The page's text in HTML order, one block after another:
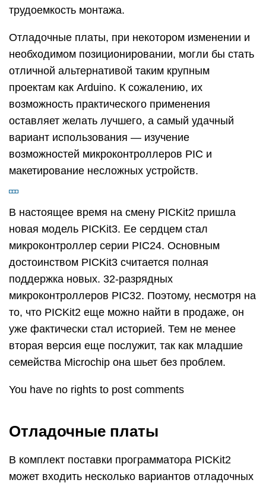
трудоемкость монтажа.
Отладочные платы, при некотором изменении и
необходимом позиционировании, могли бы стать
отличной альтернативой таким крупным
проектам как Arduino. К сожалению, их
возможность практического применения
оставляет желать лучшего, а самый удачный
вариант использования — изучение
возможностей микроконтроллеров PIC и
макетирование несложных устройств.
В настоящее время на смену PICKit2 пришла
новая модель PICKit3. Ее сердцем стал
микроконтроллер серии PIC24. Основным
достоинством PICKit3 считается полная
поддержка новых. 32-разрядных
микроконтроллеров PIC32. Поэтому, несмотря на
то, что PICKit2 еще можно найти в продаже, он
уже фактически стал историей. Тем не менее
вторая версия еще послужит, так как младшие
семейства Microchip она шьет без проблем.
You have no rights to post comments
Отладочные платы
В комплект поставки программатора PICKit2
может входить несколько вариантов отладочных